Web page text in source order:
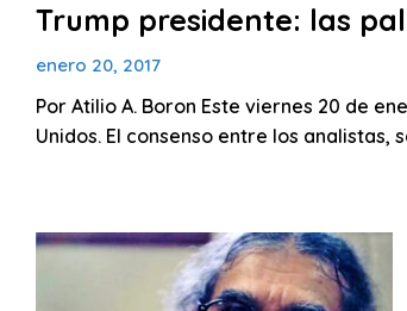
Trump presidente: las
enero 20, 2017
Por Atilio A. Boron Este viernes 20 de
Unidos. El consenso entre los analistas,